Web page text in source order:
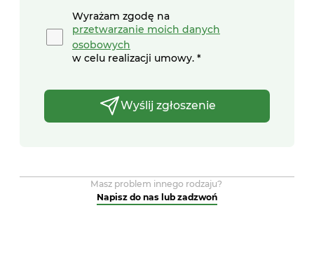
zamówieniem.
Zamówienie dotarło na błędny
Zamówienie przeznaczone na dzień:
Dzisiaj
Wyrażam zgodę na
przetwarzanie moich danych
osobowych
w celu realizacji umowy.
Wyślij zgłoszenie
Masz problem innego rodzaju?
Napisz do nas lub zadzwoń